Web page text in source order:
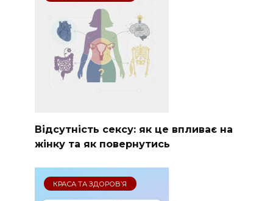
Відсутність сексу: як це впливає на
жінку та як повернутись
КРАСА ТА ЗДОРОВ’Я